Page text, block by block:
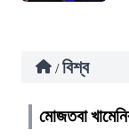
/ বিশ্ব
মোজতবা